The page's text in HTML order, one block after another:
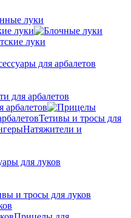
луки
луки
луки
для арбалетов
арбалетов
Тетивы и тросы для
Натяжители и
и тросы для луков